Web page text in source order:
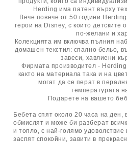
Herding има патент върху
Вече повече от 50 години
герои на Disney, с които детските
по-желани и
Колекцията им включва пълния
домашен текстил: спално бельо,
завеси, хавлиени
Фирмата производител - Herding
както на материала така и на
могат да се перат в
температурата
Подарете на вашето
Бебета спят около 20 часа на ден,
обмислят и може би разберат
и топло, с най-голямо
заспят спокойни, завити в